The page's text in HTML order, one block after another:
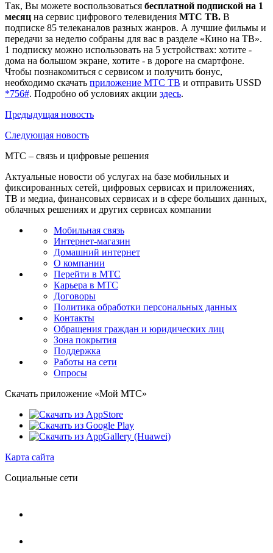
Так, Вы можете воспользоваться бесплатной подпиской на 1
месяц на сервис цифрового телевидения МТС ТВ. В
подписке 85 телеканалов разных жанров. А лучшие фильмы и
передачи за неделю собраны для вас в разделе «Кино на ТВ».
1 подписку можно использовать на 5 устройствах: хотите -
дома на большом экране, хотите - в дороге на смартфоне.
Чтобы познакомиться с сервисом и получить бонус,
необходимо скачать приложение МТС ТВ и отправить USSD
*756#. Подробно об условиях акции здесь.
Предыдущая новость
Следующая новость
МТС – связь и цифровые решения
Актуальные новости об услугах на базе мобильных и
фиксированных сетей, цифровых сервисах и приложениях,
ТВ и медиа, финансовых сервисах и в сфере больших данных,
облачных решениях и других сервисах компании
Мобильная связь
Интернет-магазин
Домашний интернет
О компании
Перейти в МТС
Карьера в МТС
Договоры
Политика обработки персональных данных
Контакты
Обращения граждан и юридических лиц
Зона покрытия
Поддержка
Работы на сети
Опросы
Скачать приложение «Мой МТС»
Карта сайта
Социальные сети